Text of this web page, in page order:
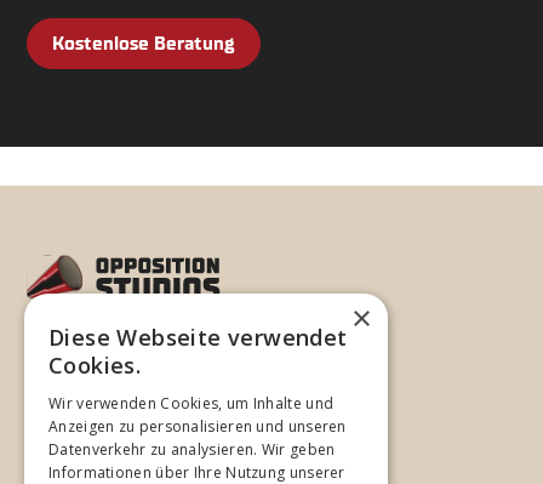
Kostenlose Beratung
2026Opposition Studios
Unternehmen
Home
×
Diese Webseite verwendet
Cookies.
Wir verwenden Cookies, um Inhalte und
Anzeigen zu personalisieren und unseren
Datenverkehr zu analysieren. Wir geben
Informationen über Ihre Nutzung unserer